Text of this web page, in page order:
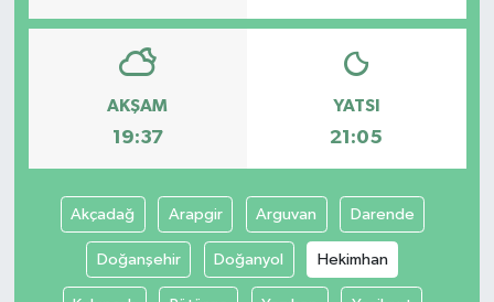
AKŞAM
19:37
YATSI
21:05
Akçadağ Arapgir Arguvan Darende
Doğanşehir Doğanyol Hekimhan